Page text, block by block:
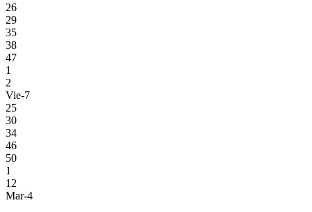
26
29
35
38
47
1
2
Vie-7
25
30
34
46
50
1
12
Mar-4